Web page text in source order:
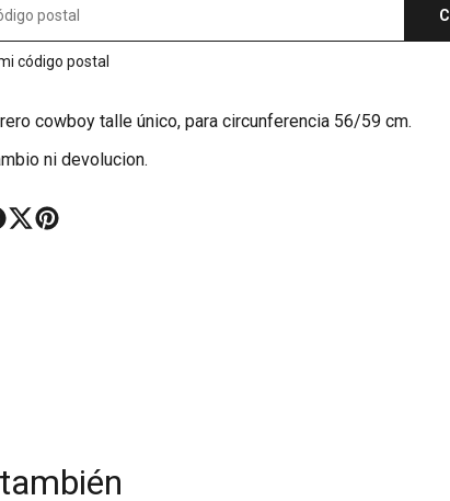
código postal
cowboy talle único, para circunferencia 56/59 cm.
ni devolucion.